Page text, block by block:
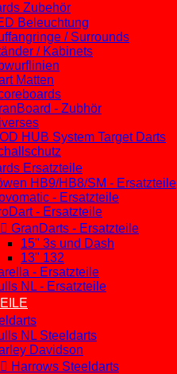
Zubehör
Beleuchtung
/ Surrounds
/ Kabinets
Matten
- Zubhör
HUB System Target Darts
Ersatzteile
HB9/HB8/SM - Ersatzteile
- Ersatzteile
- Ersatzteile
 GranDarts - Ersatzteile
15" 3s und Dash
13" 132
- Ersatzteile
NL - Ersatzteile
NL Steeldarts
Davidson
 Harrows Steeldarts